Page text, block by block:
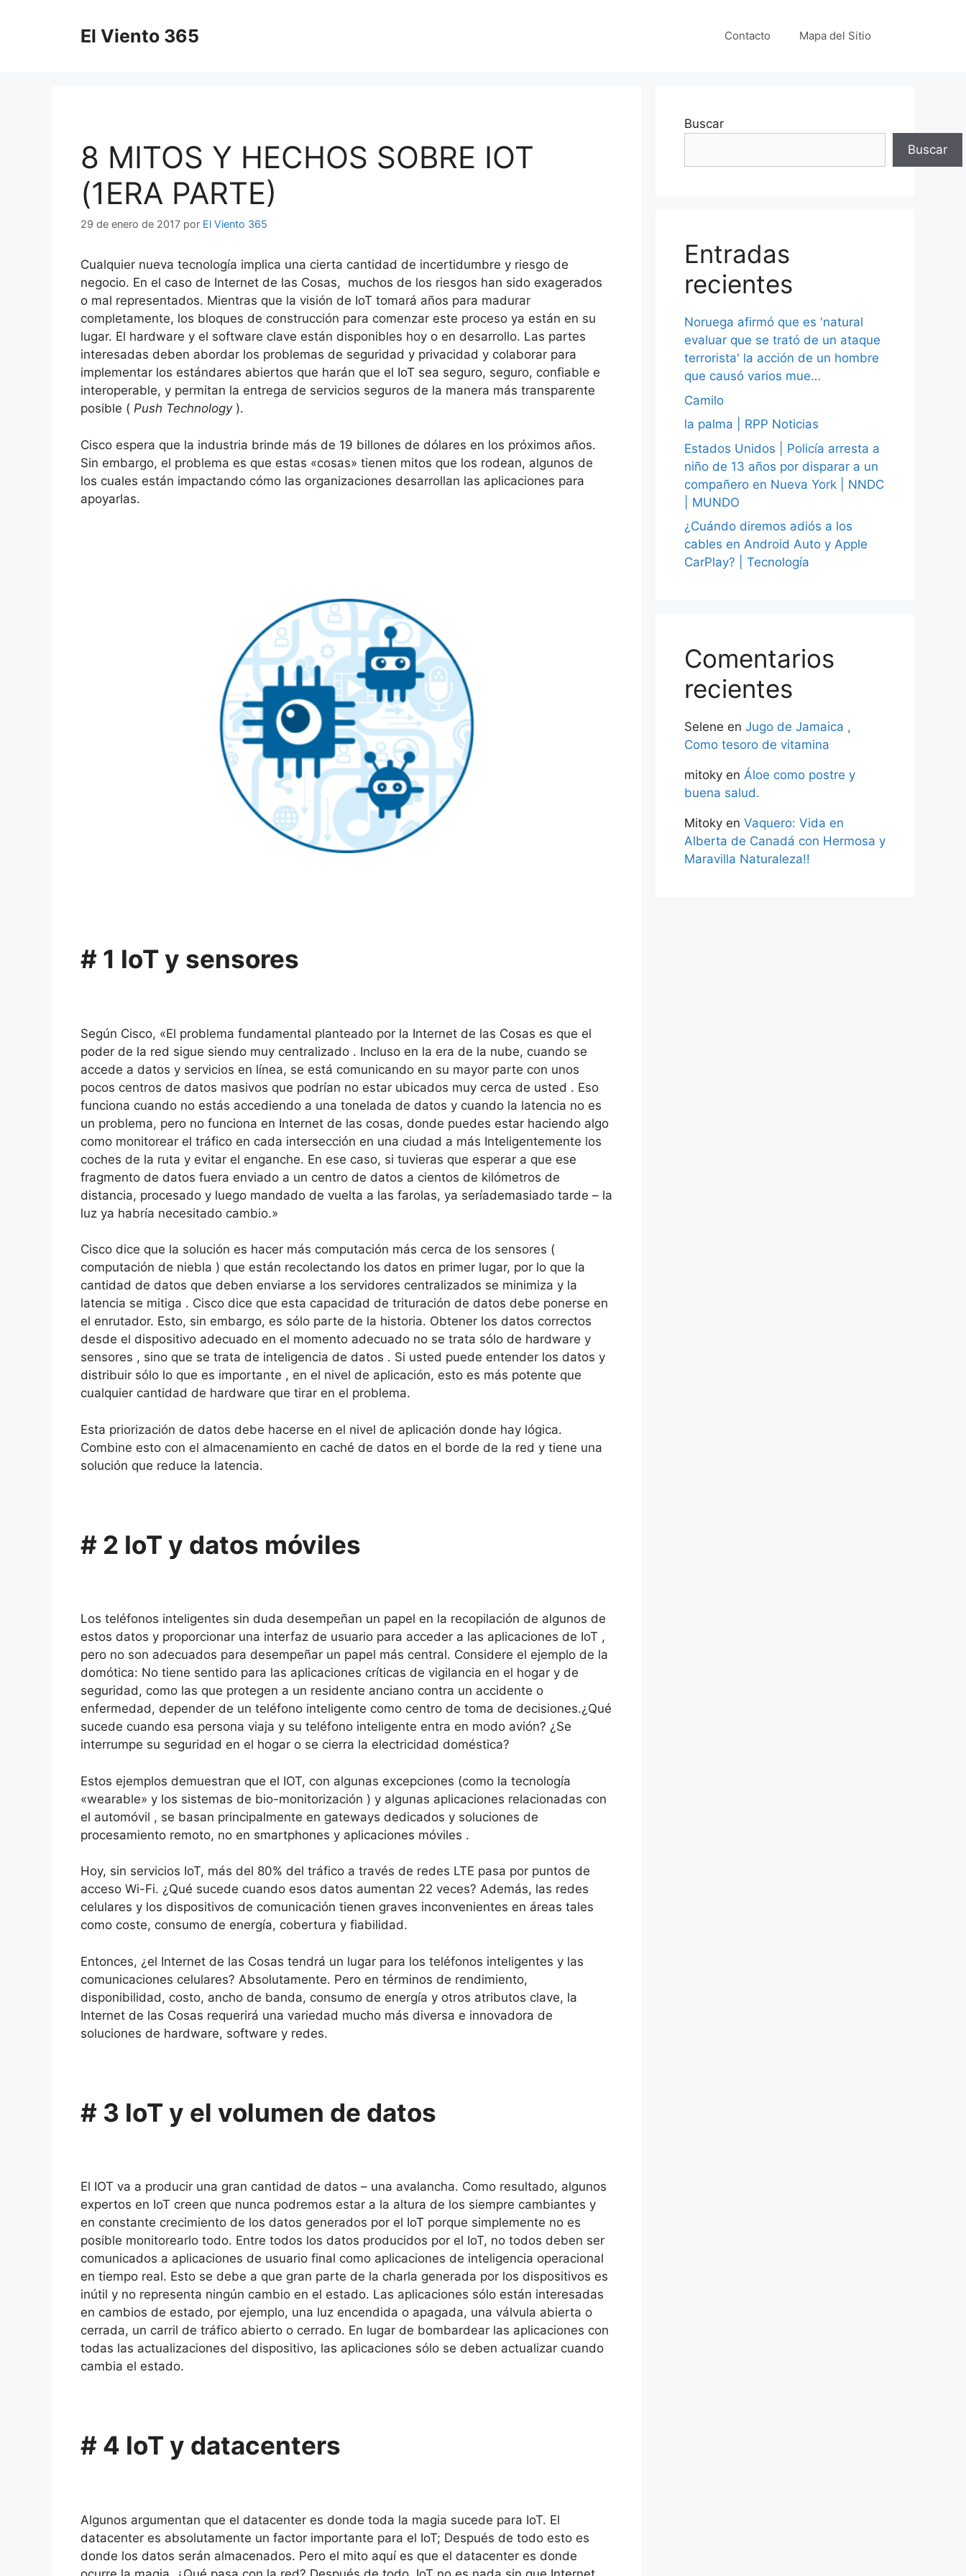
El Viento 365 Contacto Mapa del Sitio
8 MITOS Y HECHOS SOBRE IOT
(1ERA PARTE)
29 de enero de 2017 por El Viento 365
Cualquier nueva tecnología implica una cierta cantidad de incertidumbre y riesgo de
negocio. En el caso de Internet de las Cosas, muchos de los riesgos han sido exagerados
o mal representados. Mientras que la visión de IoT tomará años para madurar
completamente, los bloques de construcción para comenzar este proceso ya están en su
lugar. El hardware y el software clave están disponibles hoy o en desarrollo. Las partes
interesadas deben abordar los problemas de seguridad y privacidad y colaborar para
implementar los estándares abiertos que harán que el IoT sea seguro, seguro, confiable e
interoperable, y permitan la entrega de servicios seguros de la manera más transparente
posible ( Push Technology).
Cisco espera que la industria brinde más de 19 billones de dólares en los próximos años.
Sin embargo, el problema es que estas «cosas» tienen mitos que los rodean, algunos de
los cuales están impactando cómo las organizaciones desarrollan las aplicaciones para
apoyarlas.
# 1 IoT y sensores
Según Cisco, «El problema fundamental planteado por la Internet de las Cosas es que el
poder de la red sigue siendo muy centralizado . Incluso en la era de la nube, cuando se
accede a datos y servicios en línea, se está comunicando en su mayor parte con unos
pocos centros de datos masivos que podrían no estar ubicados muy cerca de usted . Eso
funciona cuando no estás accediendo a una tonelada de datos y cuando la latencia no es
un problema, pero no funciona en Internet de las cosas, donde puedes estar haciendo algo
como monitorear el tráfico en cada intersección en una ciudad a más Inteligentemente los
coches de la ruta y evitar el enganche. En ese caso, si tuvieras que esperar a que ese
fragmento de datos fuera enviado a un centro de datos a cientos de kilómetros de
distancia, procesado y luego mandado de vuelta a las farolas, ya seríademasiado tarde – la
luz ya habría necesitado cambio.»
Cisco dice que la solución es hacer más computación más cerca de los sensores (
computación de niebla ) que están recolectando los datos en primer lugar, por lo que la
cantidad de datos que deben enviarse a los servidores centralizados se minimiza y la
latencia se mitiga . Cisco dice que esta capacidad de trituración de datos debe ponerse en
el enrutador. Esto, sin embargo, es sólo parte de la historia. Obtener los datos correctos
desde el dispositivo adecuado en el momento adecuado no se trata sólo de hardware y
sensores , sino que se trata de inteligencia de datos . Si usted puede entender los datos y
distribuir sólo lo que es importante , en el nivel de aplicación, esto es más potente que
cualquier cantidad de hardware que tirar en el problema.
Esta priorización de datos debe hacerse en el nivel de aplicación donde hay lógica.
Combine esto con el almacenamiento en caché de datos en el borde de la red y tiene una
solución que reduce la latencia.
# 2 IoT y datos móviles
Los teléfonos inteligentes sin duda desempeñan un papel en la recopilación de algunos de
estos datos y proporcionar una interfaz de usuario para acceder a las aplicaciones de IoT ,
pero no son adecuados para desempeñar un papel más central. Considere el ejemplo de la
domótica: No tiene sentido para las aplicaciones críticas de vigilancia en el hogar y de
seguridad, como las que protegen a un residente anciano contra un accidente o
enfermedad, depender de un teléfono inteligente como centro de toma de decisiones.¿Qué
sucede cuando esa persona viaja y su teléfono inteligente entra en modo avión? ¿Se
interrumpe su seguridad en el hogar o se cierra la electricidad doméstica?
Estos ejemplos demuestran que el IOT, con algunas excepciones (como la tecnología
«wearable» y los sistemas de bio-monitorización ) y algunas aplicaciones relacionadas con
el automóvil , se basan principalmente en gateways dedicados y soluciones de
procesamiento remoto, no en smartphones y aplicaciones móviles .
Hoy, sin servicios IoT, más del 80% del tráfico a través de redes LTE pasa por puntos de
acceso Wi-Fi. ¿Qué sucede cuando esos datos aumentan 22 veces? Además, las redes
celulares y los dispositivos de comunicación tienen graves inconvenientes en áreas tales
como coste, consumo de energía, cobertura y fiabilidad.
Entonces, ¿el Internet de las Cosas tendrá un lugar para los teléfonos inteligentes y las
comunicaciones celulares? Absolutamente. Pero en términos de rendimiento,
disponibilidad, costo, ancho de banda, consumo de energía y otros atributos clave, la
Internet de las Cosas requerirá una variedad mucho más diversa e innovadora de
soluciones de hardware, software y redes.
# 3 IoT y el volumen de datos
El IOT va a producir una gran cantidad de datos – una avalancha. Como resultado, algunos
expertos en IoT creen que nunca podremos estar a la altura de los siempre cambiantes y
en constante crecimiento de los datos generados por el IoT porque simplemente no es
posible monitorearlo todo. Entre todos los datos producidos por el IoT, no todos deben ser
comunicados a aplicaciones de usuario final como aplicaciones de inteligencia operacional
en tiempo real. Esto se debe a que gran parte de la charla generada por los dispositivos es
inútil y no representa ningún cambio en el estado. Las aplicaciones sólo están interesadas
en cambios de estado, por ejemplo, una luz encendida o apagada, una válvula abierta o
cerrada, un carril de tráfico abierto o cerrado. En lugar de bombardear las aplicaciones con
todas las actualizaciones del dispositivo, las aplicaciones sólo se deben actualizar cuando
cambia el estado.
# 4 IoT y datacenters
Algunos argumentan que el datacenter es donde toda la magia sucede para IoT. El
datacenter es absolutamente un factor importante para el IoT; Después de todo esto es
donde los datos serán almacenados. Pero el mito aquí es que el datacenter es donde
Buscar
Buscar
Entradas
recientes
Noruega afirmó que es 'natural
evaluar que se trató de un ataque
terrorista' la acción de un hombre
que causó varios mue…
Camilo
la palma | RPP Noticias
Estados Unidos | Policía arresta a
niño de 13 años por disparar a un
compañero en Nueva York | NNDC
| MUNDO
¿Cuándo diremos adiós a los
cables en Android Auto y Apple
CarPlay? | Tecnología
Comentarios
recientes
Selene en Jugo de Jamaica ,
Como tesoro de vitamina
mitoky en Áloe como postre y
buena salud.
Mitoky en Vaquero: Vida en
Alberta de Canadá con Hermosa y
Maravilla Naturaleza!!